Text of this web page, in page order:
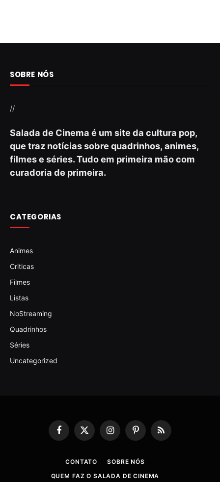
SOBRE NÓS
//
Salada de Cinema é um site da cultura pop,
que traz notícias sobre quadrinhos, animes,
filmes e séries. Tudo em primeira mão com
curadoria de primeira.
CATEGORIAS
Animes
Criticas
Filmes
Listas
NoStreaming
Quadrinhos
Séries
Uncategorized
Facebook
X
InstagramPinterestRSS
CONTATO
SOBRE NÓS
QUEM FAZ O SALADA DE CINEMA